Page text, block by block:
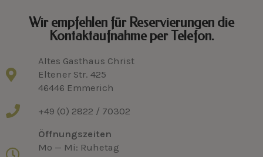
Wir empfehlen für Reservierungen die
Kontaktaufnahme per Telefon.
Altes Gasthaus Christ
Eltener Str. 425
46446 Emmerich
+49 (0) 2822 / 70302
Öffnungszeiten
Mo — Mi: Ruhetag